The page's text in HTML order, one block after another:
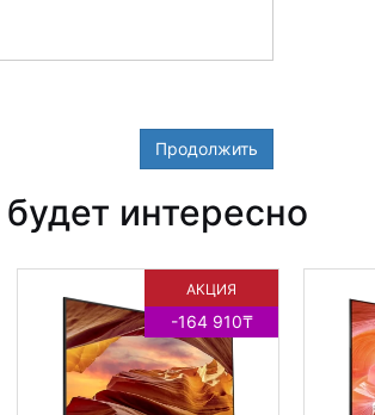
Продолжить
интересно
АКЦИЯ
-164 910₸